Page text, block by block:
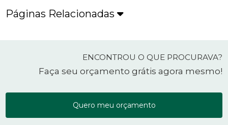
Páginas Relacionadas
ENCONTROU O QUE PROCURAVA?
Faça seu orçamento grátis agora mesmo!
Quero meu orçamento